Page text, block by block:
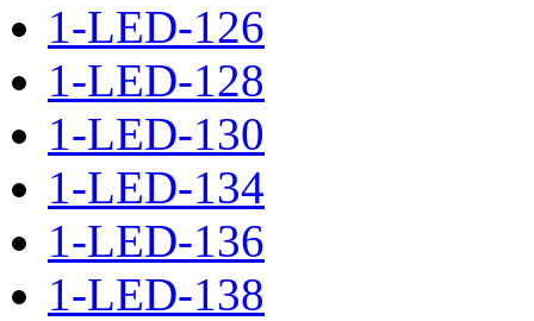
1-LED-126
1-LED-128
1-LED-130
1-LED-134
1-LED-136
1-LED-138